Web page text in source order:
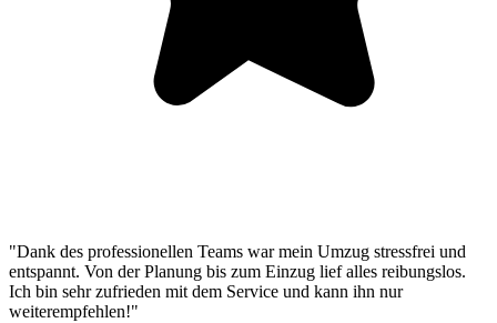
"Dank des professionellen Teams war mein Umzug stressfrei und
entspannt. Von der Planung bis zum Einzug lief alles reibungslos.
Ich bin sehr zufrieden mit dem Service und kann ihn nur
weiterempfehlen!"